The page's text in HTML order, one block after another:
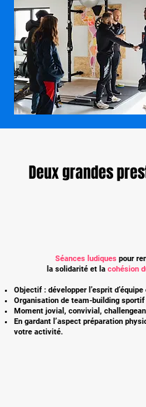
Deux grandes
Séances ludiques pour
la solidarité et la cohésion
Objectif : développer l’esprit
Organisation de team-building sportif
Moment jovial, convivial,
En gardant l’aspect préparation
votre activité.